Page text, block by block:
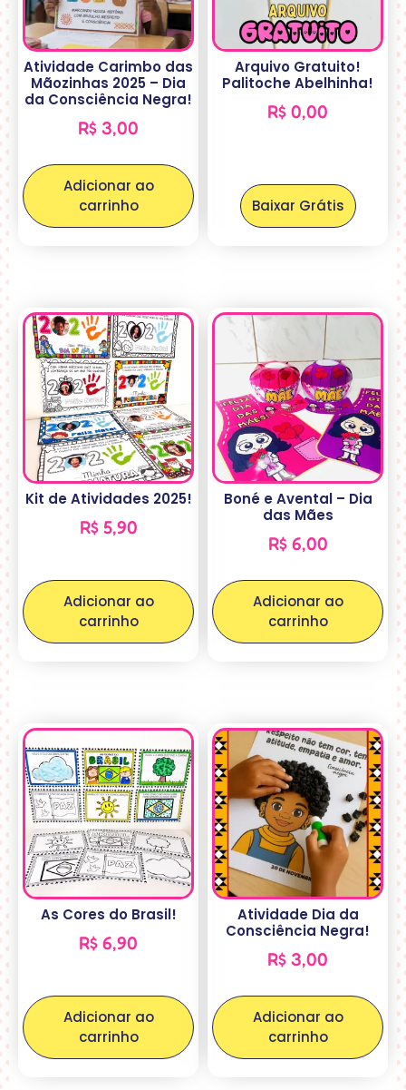
Atividade Carimbo das
Mãozinhas 2025 – Dia
da Consciência Negra!
R$ 3,00
Adicionar ao
carrinho
Arquivo Gratuito!
Palitoche Abelhinha!
R$ 0,00
Baixar Grátis
Kit de Atividades 2025!
R$5,90
Adicionar ao
carrinho
Boné e Avental – Dia
das Mães
R$6,00
Adicionar ao
carrinho
As Cores do Brasil!
R$ 6,90
Adicionar ao
carrinho
Atividade Dia da
Consciência Negra!
R$ 3,00
Adicionar ao
carrinho